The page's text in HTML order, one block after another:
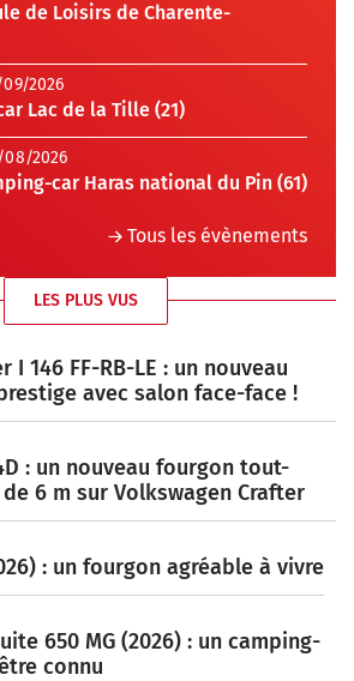
de Loisirs de Charente-
2026
Lac de la Tille (21)
2026
car Haras national du Pin (61)
Tous les évènements
LES PLUS VUS
I 146 FF-RB-LE : un nouveau
avec salon face-face !
: un nouveau fourgon tout-
6 m sur Volkswagen Crafter
: un fourgon agréable à vivre
650 MG (2026) : un camping-
connu